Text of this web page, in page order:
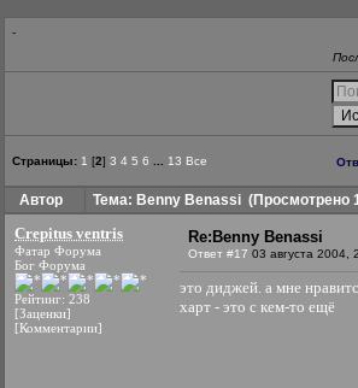
-
Страницы: 1 [2] 3 4 5 6 13 Все
Автор Тема: Benny Benassi (Просмотрено
Crepitus ventris
Фатар Форума
Бог Форума
Рейтинг: 238
[Заценки]
[Комментарии]
Re:Benny Benassi
Ответ #17 03 августа 2004,
это диджей. а мне
харт - это с кем-то ещё